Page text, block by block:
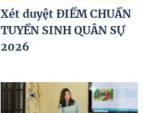
Xét duyệt ĐIỂM CHUẨN
TUYỂN SINH QUÂN SỰ
2026